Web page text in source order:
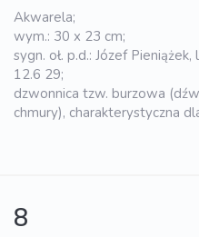
Akwarela;
wym.: 30 x 23 cm;
sygn. oł. p.d.: Józef
12.6 29;
dzwonnica tzw. burzowa
chmury), charakterystyczna
8